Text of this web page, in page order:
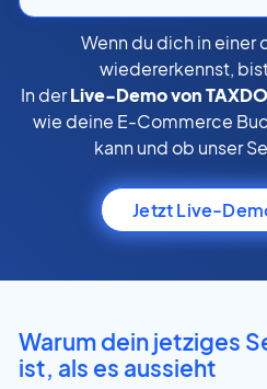
Wenn du dich in einer
wiedererkennst,
In derLive-Demo von
wie deine E-Commerce
kann und ob unser
Jetzt Live-
Warum dein jetziges
ist, als es aussieht